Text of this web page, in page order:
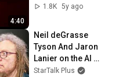
4:40
1.8K 5y ago
Neil deGrasse
Tyson And Jaron
Lanier on the AI
Illusion
StarTalk Plus